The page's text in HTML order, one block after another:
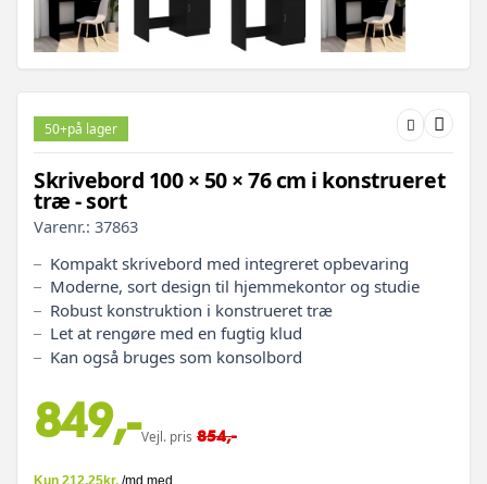
50+på lager
Skrivebord 100 × 50 × 76 cm i konstrueret
træ - sort
Varenr.: 37863
Kompakt skrivebord med integreret opbevaring
Moderne, sort design til hjemmekontor og studie
Robust konstruktion i konstrueret træ
Let at rengøre med en fugtig klud
Kan også bruges som konsolbord
849,-Vejl. pris 854,-